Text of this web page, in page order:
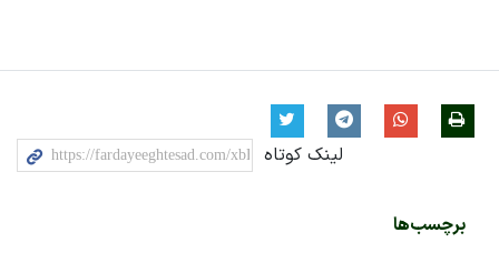
لینک کوتاه
برچسب‌ها